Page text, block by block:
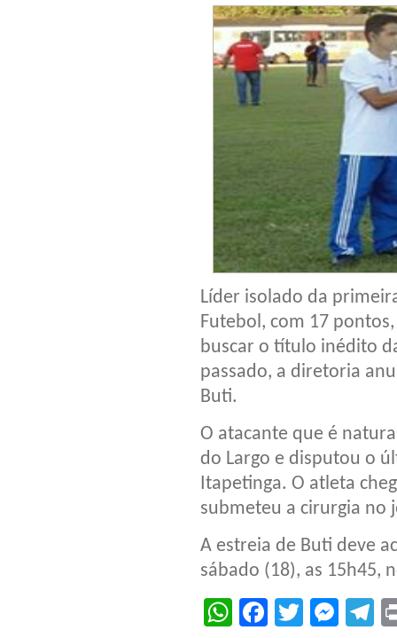
Líder isolado da
Futebol, com 17
buscar o título inédito
passado, a diretoria
Buti.
O atacante que é
do Largo e disputou o
Itapetinga. O atleta
submeteu a cirurgia no
A estreia de Buti deve
sábado (18), as 15h45,
WhatsApp
Facebook
Twitter